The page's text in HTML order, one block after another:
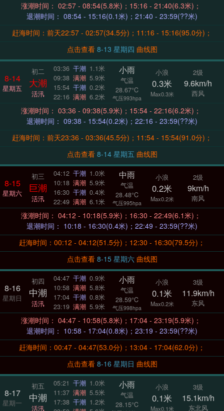
涨潮时间： 02:57 - 08:54(5.8米)；15:16 - 21:40(6.3米)；
退潮时间： 08:54 - 15:16(0.1米)；21:40 - 23:59(??米)
赶海时间：前天22:57 - 02:57(34.5分)；11:16 - 15:16(95.0分)；
点击查看
8-13 星期四 曲线图
8-14
星期五
初二
大潮
活汛
03:36 干潮 1.1米
09:38 满潮 5.9米
15:54 干潮 0.2米
22:16 满潮 6.2米
小雨
气温
28.67°C
气压993hpa
小浪
0.3米
Max0.3米
2级
9.6km/h
西风
涨潮时间： 03:36 - 09:38(5.9米)；15:54 - 22:16(6.2米)；
退潮时间： 09:38 - 15:54(0.2米)；22:16 - 23:59(??米)
赶海时间：前天23:36 - 03:36(45.5分)；11:54 - 15:54(91.0分)；
点击查看
8-14 星期五 曲线图
8-15
星期六
初三
巨潮
活汛
04:12 干潮 1.0米
10:18 满潮 5.9米
16:30 干潮 0.4米
22:49 满潮 6.1米
中雨
气温
28.48°C
气压995hpa
小浪
0.2米
Max0.2米
2级
9km/h
南风
涨潮时间： 04:12 - 10:18(5.9米)；16:30 - 22:49(6.1米)；
退潮时间： 10:18 - 16:30(0.4米)；22:49 - 23:59(??米)
赶海时间：00:12 - 04:12(51.5分)；12:30 - 16:30(79.5分)；
点击查看
8-15 星期六 曲线图
8-16
星期日
初四
中潮
活汛
04:47 干潮 0.9米
10:58 满潮 5.8米
17:04 干潮 0.8米
23:19 满潮 5.9米
小雨
气温
28.59°C
气压998hpa
小浪
0.1米
Max0.2米
3级
11.9km/h
东风
涨潮时间： 04:47 - 10:58(5.8米)；17:04 - 23:19(5.9米)；
退潮时间： 10:58 - 17:04(0.8米)；23:19 - 23:59(??米)
赶海时间：00:47 - 04:47(53.0分)；13:04 - 17:04(62.0分)；
点击查看
8-16 星期日 曲线图
8-17
星期一
初五
中潮
活汛
05:21 干潮 1.0米
11:37 满潮 5.5米
17:38 干潮 1.2米
小雨
气温
28.15°C
小浪
0.1米
Max0.1米
3级
15.1km/h
东北风